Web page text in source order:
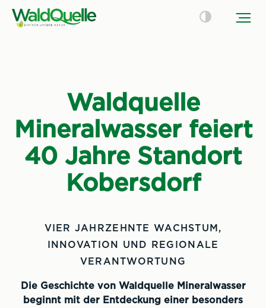
Waldquelle
Mineralwasser feiert
40 Jahre Standort
Kobersdorf
VIER JAHRZEHNTE WACHSTUM,
INNOVATION UND REGIONALE
VERANTWORTUNG
Die Geschichte von Waldquelle Mineralwasser
beginnt mit der Entdeckung einer besonders